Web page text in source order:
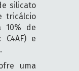
silicato
tricálcio
10% de
e
uma